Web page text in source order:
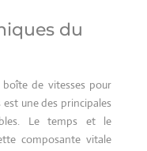
du
de vitesses pour
est une des principales
Le temps et le
composante vitale